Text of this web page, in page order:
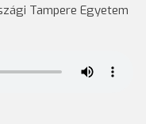
Tampere Egyetem